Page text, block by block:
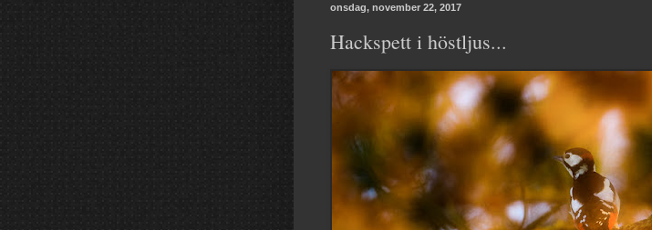
onsdag, november 22, 2017
Hackspett i höstljus...